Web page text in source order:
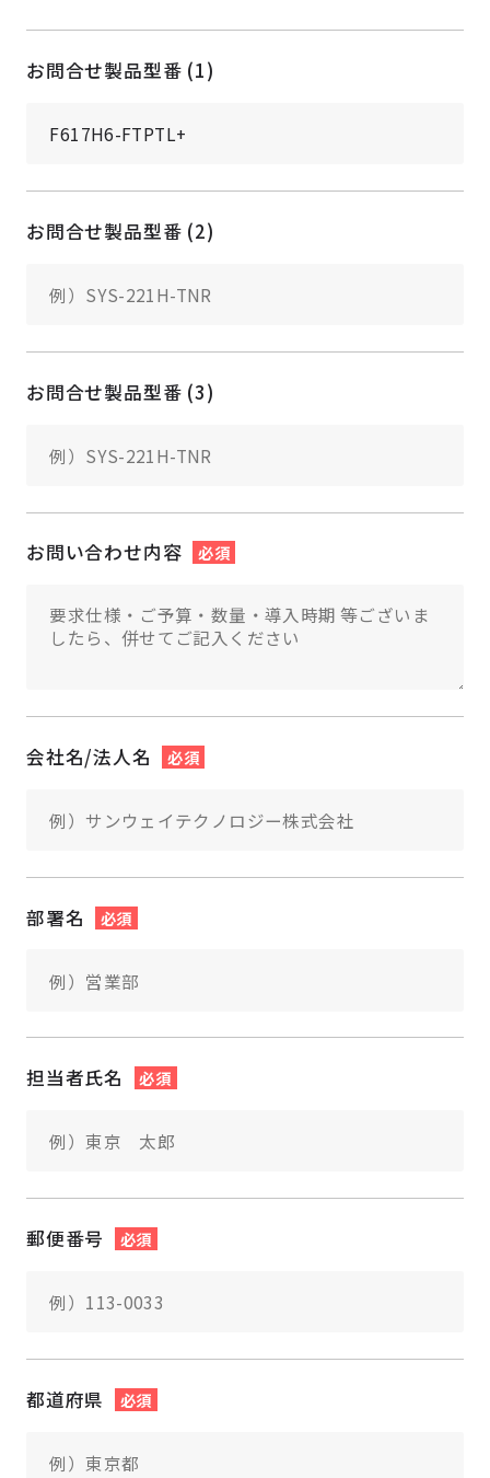
お問合せ製品型番 (1)
お問合せ製品型番 (2)
お問合せ製品型番 (3)
お問い合わせ内容 必須
会社名/法人名 必須
部署名 必須
担当者氏名 必須
郵便番号 必須
都道府県 必須